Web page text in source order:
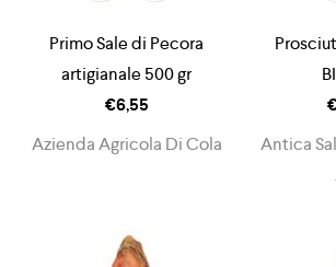
Primo Sale di Pecora
artigianale 500 gr
€6,55
Azienda Agricola Di Cola
Antica